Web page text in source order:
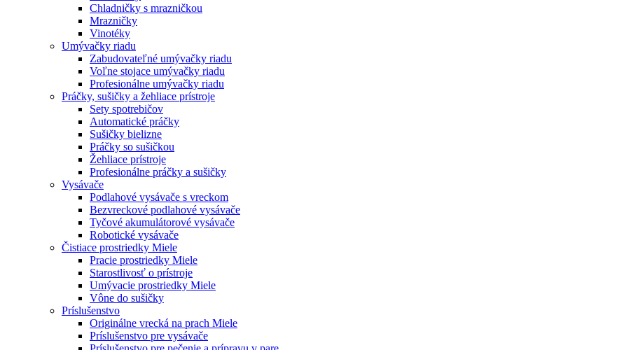
Chladničky s mrazničkou
Mrazničky
Vinotéky
Umývačky riadu
Zabudovateľné umývačky riadu
Voľne stojace umývačky riadu
Profesionálne umývačky riadu
Práčky, sušičky a žehliace prístroje
Sety spotrebičov
Automatické práčky
Sušičky bielizne
Práčky so sušičkou
Žehliace prístroje
Profesionálne práčky a sušičky
Vysávače
Podlahové vysávače s vreckom
Bezvreckové podlahové vysávače
Tyčové akumulátorové vysávače
Robotické vysávače
Čistiace prostriedky Miele
Pracie prostriedky Miele
Starostlivosť o prístroje
Umývacie prostriedky Miele
Vône do sušičky
Príslušenstvo
Originálne vrecká na prach Miele
Príslušenstvo pre vysávače